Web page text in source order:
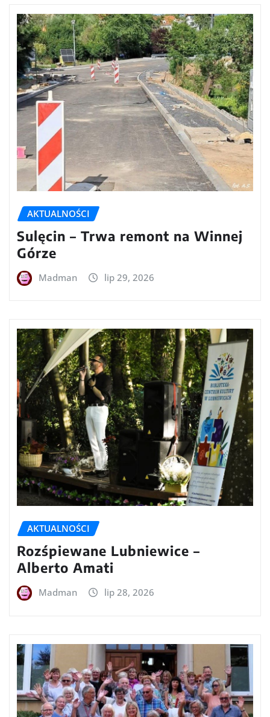
AKTUALNOŚCI
Sulęcin – Trwa remont na Winnej
Górze
Madman lip 29, 2026
AKTUALNOŚCI
Rozśpiewane Lubniewice –
Alberto Amati
Madman lip 28, 2026